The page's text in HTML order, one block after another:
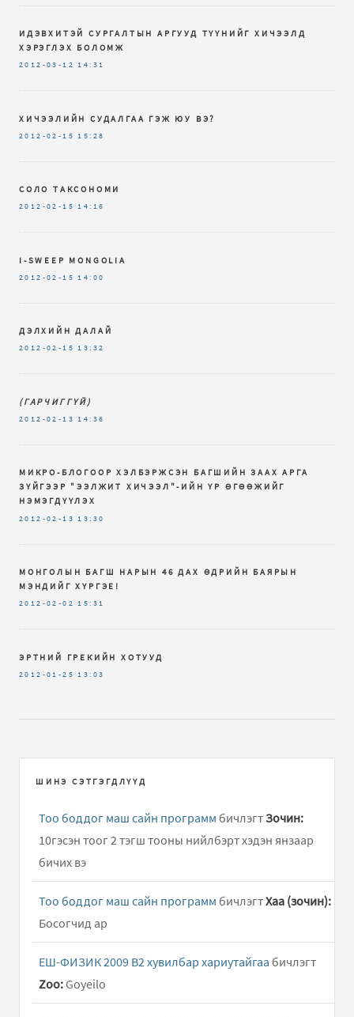
ИДЭВХИТЭЙ СУРГАЛТЫН АРГУУД ТҮҮНИЙГ ХИЧЭЭЛД
ХЭРЭГЛЭХ БОЛОМЖ
2012-03-12 14:31
ХИЧЭЭЛИЙН СУДАЛГАА ГЭЖ ЮУ ВЭ?
2012-02-15 15:28
СОЛО ТАКСОНОМИ
2012-02-15 14:16
I-SWEEP MONGOLIA
2012-02-15 14:00
ДЭЛХИЙН ДАЛАЙ
2012-02-15 13:32
(ГАРЧИГГҮЙ)
2012-02-13 14:36
МИКРО-БЛОГООР ХЭЛБЭРЖСЭН БАГШИЙН ЗААХ АРГА
ЗҮЙГЭЭР "ЭЭЛЖИТ ХИЧЭЭЛ"-ИЙН ҮР ӨГӨӨЖИЙГ
НЭМЭГДҮҮЛЭХ
2012-02-13 13:30
МОНГОЛЫН БАГШ НАРЫН 46 ДАХ ӨДРИЙН БАЯРЫН
МЭНДИЙГ ХҮРГЭЕ!
2012-02-02 15:31
ЭРТНИЙ ГРЕКИЙН ХОТУУД
2012-01-25 13:03
ШИНЭ СЭТГЭГДЛҮҮД
Тоо боддог маш сайн программ бичлэгтЗочин:
10гэсэн тоог 2 тэгш тооны нийлбэрт хэдэн янзаар
бичих вэ
Тоо боддог маш сайн программ бичлэгтХаа (зочин):
Босогчид ар
ЕШ-ФИЗИК 2009 В2 хувилбар хариутайгаа бичлэгт
Zoo: Goyeilo